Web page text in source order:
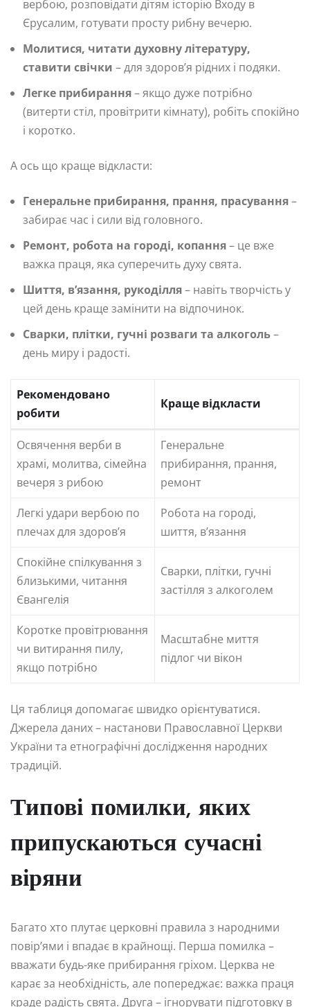
вербою, розповідати дітям історію Входу в
Єрусалим, готувати просту рибну вечерю.
Молитися, читати духовну літературу,
ставити свічки – для здоров’я рідних і подяки.
Легке прибирання– якщо дуже потрібно
(витерти стіл, провітрити кімнату), робіть спокійно
і коротко.
А ось що краще відкласти:
Генеральне прибирання, прання, прасування–
забирає час і сили від головного.
Ремонт, робота на городі, копання– це вже
важка праця, яка суперечить духу свята.
Шиття, в’язання, рукоділля– навіть творчість у
цей день краще замінити на відпочинок.
Сварки, плітки, гучні розваги та алкоголь–
день миру і радості.
Рекомендовано
робити
Краще відкласти
Освячення верби в
храмі, молитва, сімейна
вечеря з рибою
Генеральне
прибирання, прання,
ремонт
Легкі удари вербою по
плечах для здоров’я
Робота на городі,
шиття, в’язання
Спокійне спілкування з
близькими, читання
Євангелія
Сварки, плітки, гучні
застілля з алкоголем
Коротке провітрювання
чи витирання пилу,
якщо потрібно
Масштабне миття
підлог чи вікон
Ця таблиця допомагає швидко орієнтуватися.
Джерела даних – настанови Православної Церкви
України та етнографічні дослідження народних
традицій.
Типові помилки, яких
припускаються сучасні
віряни
Багато хто плутає церковні правила з народними
повір’ями і впадає в крайнощі. Перша помилка –
вважати будь-яке прибирання гріхом. Церква не
карає за необхідність, але попереджає: важка праця
краде радість свята. Друга – ігнорувати підготовку в